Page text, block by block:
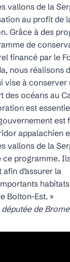
vallons de la
au profit de
Grâce à des
de
financé par le
nous réalisons
vise à conserver
des océans au
est
est
appalachien
vallons de la
ce programme.
d’assurer la
Bolton-Est. »
députée de